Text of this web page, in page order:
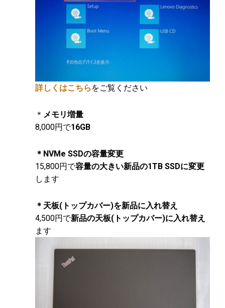
詳しくはこちら をご覧ください
＊ メモリ増量
8,000円で16GB
＊NVMe SSDの容量変更
15,800円で容量の大きい新品の1TB SSDに変更
します
＊天板(トップカバー)を新品に入れ替え
4,500円で新品の天板(トップカバー)に入れ替え
ます